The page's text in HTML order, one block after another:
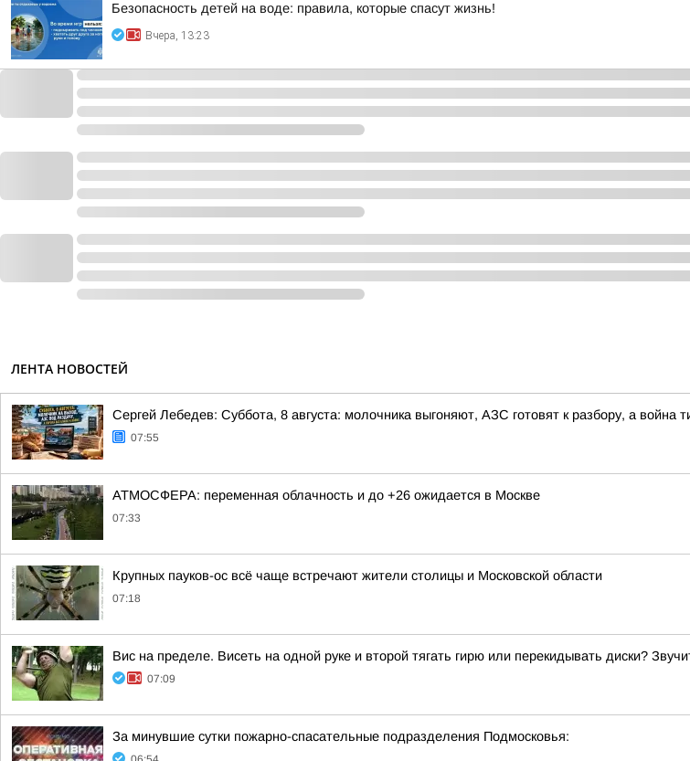
Безопасность детей на воде: правила, которые спасут жизнь!
Вчера, 13:23
ЛЕНТА НОВОСТЕЙ
Сергей Лебедев: Суббота, 8 августа: молочника выгоняют, АЗС готовят к разбору, а война
07:55
АТМОСФЕРА: переменная облачность и до +26 ожидается в Москве
07:33
Крупных пауков-ос всё чаще встречают жители столицы и Московской области
07:18
Вис на пределе. Висеть на одной руке и второй тягать гирю или перекидывать диски?
07:09
За минувшие сутки пожарно-спасательные подразделения Подмосковья: